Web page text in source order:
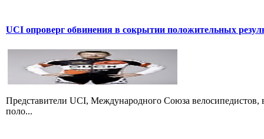
UCI опроверг обвинения в сокрытии положительных
Представители UCI, Международного Союза
поло...